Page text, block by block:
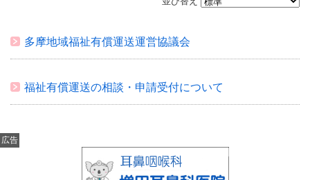
多摩地域福祉有償運送運営協議会
福祉有償運送の相談・申請受付について
広告